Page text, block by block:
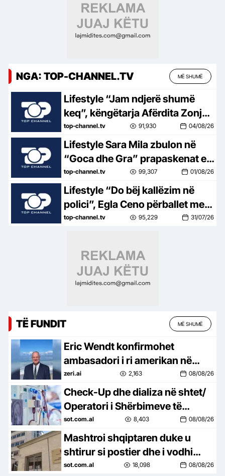
NGA: TOP-CHANNEL.TV MË SHUMË
Lifestyle “Jam ndjerë shumë
keq”, këngëtarja Afërdita Zonja:
Parashqevinë nuk e kam takuar
në Amerikë. Po të ishte në
Shqipëri…
top-channel.tv 91,930 04/08/26
Lifestyle Sara Mila zbulon në
“Goca dhe Gra” prapaskenat e
jetës së saj politike: Teatër jo i
bukur, nuk është aq tragjike sa
duket
top-channel.tv 99,307 01/08/26
Lifestyle “Do bëj kallëzim në
polici”, Egla Ceno përballet me
një situatë të vështirë rreziku:
top-channel.tv 95,229 31/07/26
TË FUNDIT MË SHUMË
Eric Wendt konfirmohet
ambasadori i ri amerikan në
Shqipëri! Ambasada e SHBA: E
presim me kënaqësi
zeri.ai 2,163 08/08/26
Check-Up dhe dializa në shtet/
Operatori i Shërbimeve të
Integruara të Sterilizimit zgjeron
kompetencat
sot.com.al 8,403 08/08/26
Mashtroi shqiptaren duke u
shtirur si postier dhe i vodhi
paratë, mbyllen hetimet për
sot.com.al 18,098 08/08/26